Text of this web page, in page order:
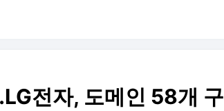
전자, 도메인 58개 구